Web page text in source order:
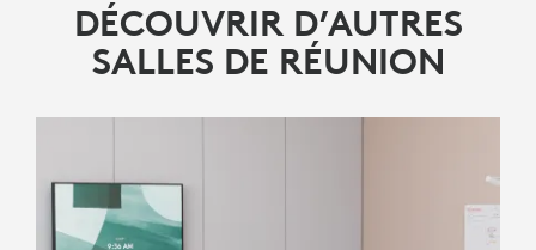
DÉCOUVRIR D’AUTRES
SALLES DE RÉUNION